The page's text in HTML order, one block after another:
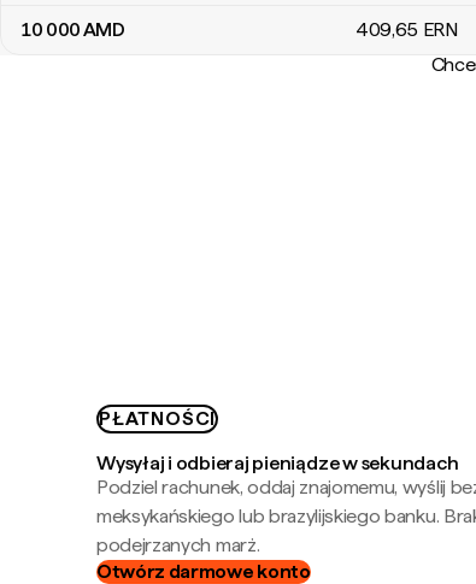
10 000AMD 409,65 ERN
PŁATNOŚCI
Wysyłaj i odbieraj pieniądze w sekundach
Podziel rachunek, oddaj znajomemu, wyślij
meksykańskiego lub brazylijskiego banku.
podejrzanych marż.
Otwórz darmowe konto